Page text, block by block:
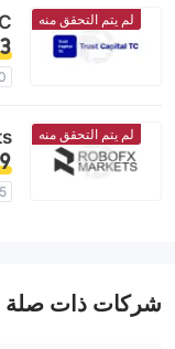
لم يتم التحقق منه
لم يتم التحقق منه
2-
شركات ذات صلة